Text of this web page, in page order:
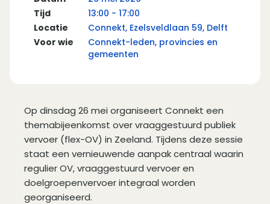
Tijd
13:00 - 17:00
Locatie
Connekt, Ezelsveldlaan 59, Delft
Voor wie
Connekt-leden, provincies en
gemeenten
Op dinsdag 26 mei organiseert Connekt een
themabijeenkomst over vraaggestuurd publiek
vervoer (flex-OV) in Zeeland. Tijdens deze sessie
staat een vernieuwende aanpak centraal waarin
regulier OV, vraaggestuurd vervoer en
doelgroepenvervoer integraal worden
georganiseerd.